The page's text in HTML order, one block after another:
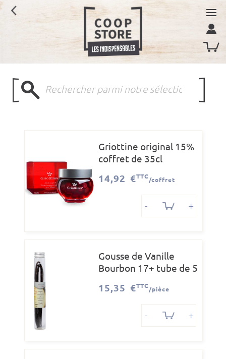
Griottine original 15%
coffret de 35cl
14,92 €TTC
/coffret
- +
Gousse de Vanille
Bourbon 17+ tube de 5
15,35 €TTC
/pièce
- +